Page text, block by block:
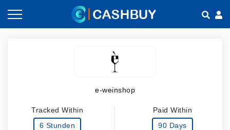
e-weinshop
Tracked Within
6 Stunden
Paid Within
90 Days
Häufig gestellte Fragen